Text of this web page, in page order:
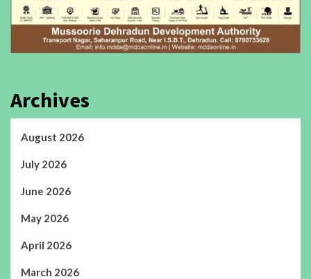
Archives
August 2026
July 2026
June 2026
May 2026
April 2026
March 2026